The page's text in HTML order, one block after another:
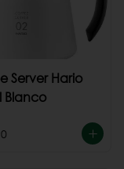
Server Hario
Blanco